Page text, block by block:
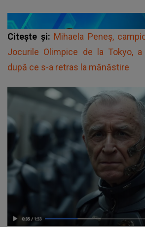
Citește și: Mihaela Peneș,
Jocurile Olimpice de la Tokyo,
după ce s-a retras la mănăstire